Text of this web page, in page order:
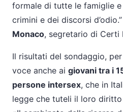
formale di tutte le famiglie
crimini e dei discorsi
Monaco, segretario di Certi
Il risultati del sondaggio,
voce anche ai giovani tra i
persone intersex, che in
legge che tuteli il loro diritto